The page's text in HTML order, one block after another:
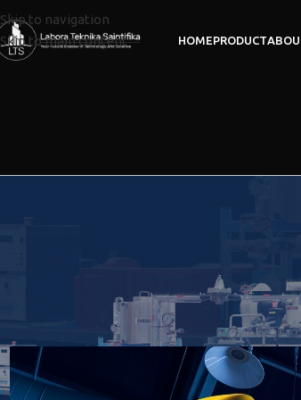
Skip to navigation
Skip to main content
HOMEPRODUCT